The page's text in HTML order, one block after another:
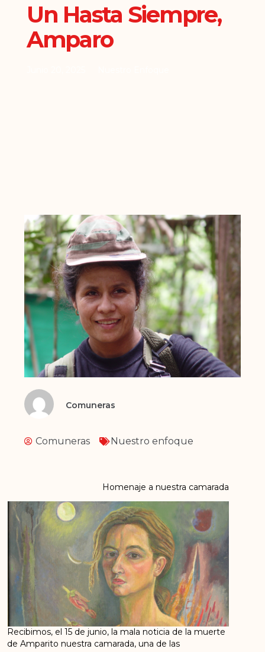
Un Hasta Siempre,
Amparo
Comuneras
Comuneras Nuestro enfoque
Homenaje a nuestra camarada
Recibimos, el 15 de junio, la mala noticia de la muerte
de Amparito nuestra camarada, una de las